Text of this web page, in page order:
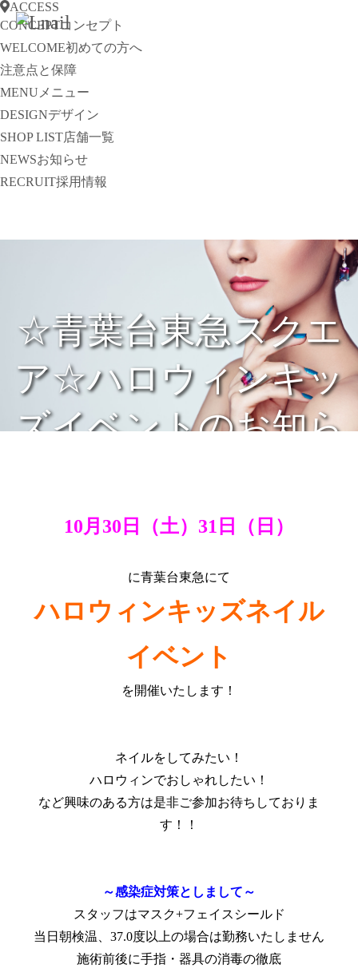
ACCESS
CONCEPTコンセプト
WELCOME初めての方へ
注意点と保障
MENU メニュー
DESIGNデザイン
SHOP LIST店舗一覧
NEWSお知らせ
RECRUIT採用情報
☆青葉台東急スクエ
ア☆ハロウィンキッ
ズイベントのお知ら
10月30日（土）31日（日）
に青葉台東急にて
ハロウィンキッズネイル
イベント
を開催いたします！
ネイルをしてみたい！
ハロウィンでおしゃれしたい！
など興味のある方は是非ご参加お待ちしておりま
す！！
～感染症対策としまして～
スタッフはマスク+フェイスシールド
当日朝検温、37.0度以上の場合は勤務いたしません
施術前後に手指・器具の消毒の徹底